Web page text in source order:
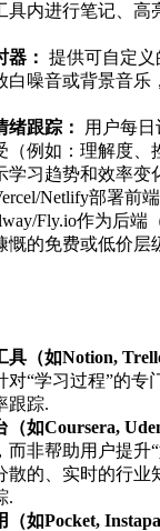
具内进行笔记、高
器： 提供可自定义
白噪音或背景音乐
绪跟踪：
用户每
（例如：理解度、
学习趋势和效率变
Netlify部署前端
Fly.io作为后
慨的免费或低价层
具（如Notion,
对“学习过程”的专
跟踪.
如Coursera,
而非帮助用户提升
散的、实时的行业
.
如Pocket,